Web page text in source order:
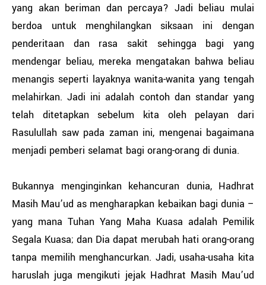
yang akan beriman dan percaya? Jadi beliau mulai
berdoa untuk menghilangkan siksaan ini dengan
penderitaan dan rasa sakit sehingga bagi yang
mendengar beliau, mereka mengatakan bahwa beliau
menangis seperti layaknya wanita-wanita yang tengah
melahirkan. Jadi ini adalah contoh dan standar yang
telah ditetapkan sebelum kita oleh pelayan dari
Rasulullah saw pada zaman ini, mengenai bagaimana
menjadi pemberi selamat bagi orang-orang di dunia.
Bukannya menginginkan kehancuran dunia, Hadhrat
Masih Mau’ud as mengharapkan kebaikan bagi dunia –
yang mana Tuhan Yang Maha Kuasa adalah Pemilik
Segala Kuasa; dan Dia dapat merubah hati orang-orang
tanpa memilih menghancurkan. Jadi, usaha-usaha kita
haruslah juga mengikuti jejak Hadhrat Masih Mau’ud